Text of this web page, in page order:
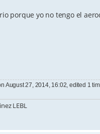
porque yo no tengo el
August 27, 2014, 16:02, edited 1
LEBL